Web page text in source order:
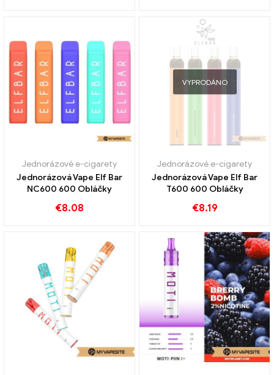
Jednorázové e-cigarety
Jednorázová Vape Elf Bar
NC600 600 Obláčky
€8.08
VYPRODÁNO
Jednorázové e-cigarety
Jednorázová Vape Elf Bar
T600 600 Obláčky
€8.19